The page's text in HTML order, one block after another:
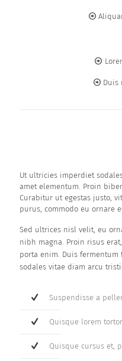
Duis
Ut ultricies imperdiet
amet elementum. Proin
Curabitur ut egestas justo,
purus, commodo eu ornare
Sed ultrices nisl velit, eu
nibh magna. Proin risus
porta enim. Duis
sodales vitae diam arcu
Suspendisse a
Quisque lorem
Quisque cursus et,